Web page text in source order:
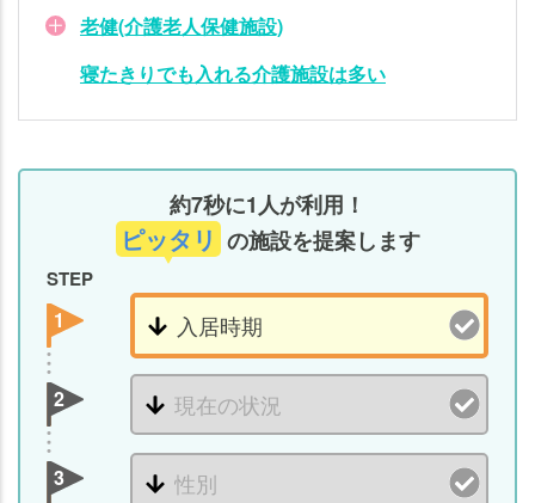
老健(介護老人保健施設)
寝たきりでも入れる介護施設は多い
約7秒に1人が利用！
ピッタリ の施設を提案します
STEP
1
2
3